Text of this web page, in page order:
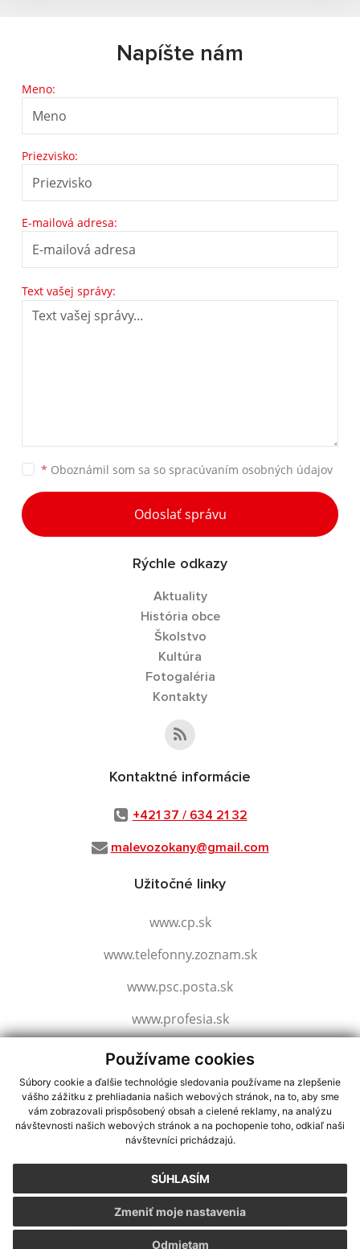
Používame cookies
Súbory cookie a ďalšie technológie sledovania používame na zlepšenie
vášho zážitku z prehliadania našich webových stránok, na to, aby sme
vám zobrazovali prispôsobený obsah a cielené reklamy, na analýzu
návštevnosti našich webových stránok a na pochopenie toho, odkiaľ naši
návštevníci prichádzajú.
SÚHLASÍM
Odmietam
Zmeniť moje nastavenia
Napíšte nám
Meno:
Priezvisko:
E-mailová adresa:
Text vašej správy:
* Oboznámil som sa so spracúvaním osobných údajov
Odoslať správu
Rýchle odkazy
Aktuality
História obce
Školstvo
Kultúra
Fotogaléria
Kontakty
Kontaktné informácie
+421 37 / 634 21 32
malevozokany@gmail.com
Užitočné linky
www.cp.sk
www.telefonny.zoznam.sk
www.psc.posta.sk
www.profesia.sk
www.slovensko.sk
využite možnosť získavania aktuálnych informácií s využitím RSS
CMS systém (redakčný) systém ECHELON 2,Mapa stránok,web portál
webex.digital, s.r.o.,domény,registrácia domény
Posledná aktualizácia:03.08.2026
Vytlačiť stránku|Vyhlásenie o prístupnosti